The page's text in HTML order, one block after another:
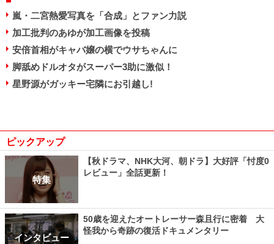
嵐・二宮熱愛写真を「合成」とファン力説
加工批判のあゆが加工画像を投稿
安倍首相がキャバ嬢の横でウサちゃんに
脚舐めドルオタがスーパー3助に激似！
星野源がガッキー宅隣にお引越し!
ピックアップ
特集
【秋ドラマ、NHK大河、朝ドラ】大好評「忖度0
レビュー」全話更新！
インタビュー
50歳を迎えたオートレーサー森且行に密着 大
怪我から奇跡の復活ドキュメンタリー